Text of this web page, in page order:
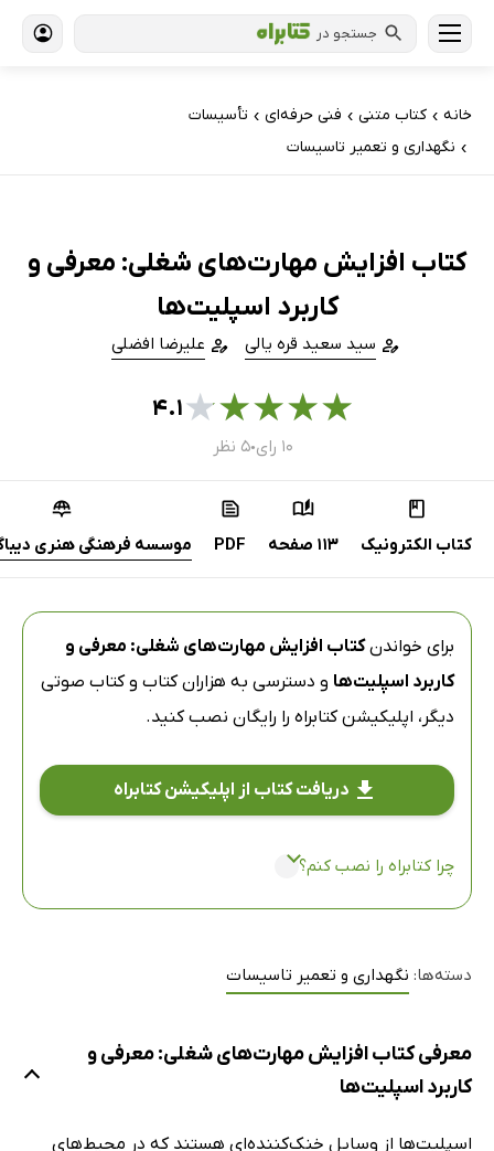
جستجو در
خانه › کتاب‌ متنی › فنی حرفه‌ای › تأسيسات
› نگهداری و تعمیر تاسیسات
کتاب افزایش مهارت‌های شغلی: معرفی و
کاربرد اسپلیت‌ها
سید سعید قره یالی علیرضا افضلی
★
★
★
★
★۴.۱
۱۰ رای ●۵ نظر
کتاب الکترونیک 113 صفحه PDF موسسه فرهنگی هنری
برای خواندنکتاب افزایش مهارت‌های شغلی: معرفی و
کاربرد اسپلیت‌ها و دسترسی به هزاران کتاب و کتاب صوتی
دیگر، اپلیکیشن کتابراه را رایگان نصب کنید.
دریافت کتاب از اپلیکیشن کتابراه
چرا کتابراه را نصب کنم؟
دسته‌ها: نگهداری و تعمیر تاسیسات
معرفی کتاب افزایش مهارت‌های شغلی: معرفی و
کاربرد اسپلیت‌ها
اسپلیت‌ها از وسایل خنک‌کننده‌ای هستند که در محیط‌های